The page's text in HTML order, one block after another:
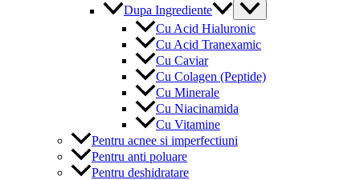
Dupa Ingrediente
Menu
Toggle
Cu Acid Hialuronic
Cu Acid Tranexamic
Cu Caviar
Cu Colagen (Peptide)
Cu Minerale
Cu Niacinamida
Cu Vitamine
Pentru acnee si imperfectiuni
Pentru anti poluare
Pentru deshidratare